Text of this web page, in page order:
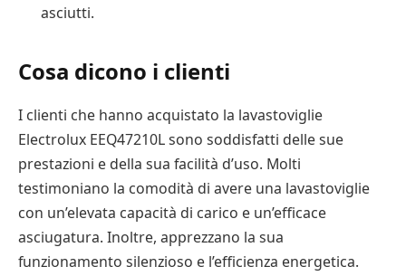
asciutti.
Cosa dicono i clienti
I clienti che hanno acquistato la lavastoviglie
Electrolux EEQ47210L sono soddisfatti delle sue
prestazioni e della sua facilità d’uso. Molti
testimoniano la comodità di avere una lavastoviglie
con un’elevata capacità di carico e un’efficace
asciugatura. Inoltre, apprezzano la sua
funzionamento silenzioso e l’efficienza energetica.